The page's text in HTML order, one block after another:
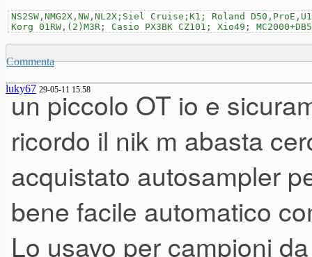
NS2SW,NMG2X,NW,NL2X;Siel Cruise;K1; Roland
Korg 01RW,(2)M3R; Casio PX3BK CZ101; Xio49;
Commenta
luky67 29-05-11 15.58
un piccolo OT io e
ricordo il nik m abasta
acquistato autosampler
bene facile automatico
Lo usavo per campioni